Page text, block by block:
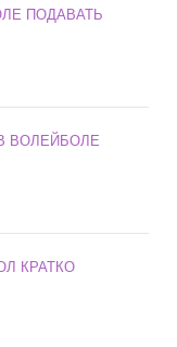
ПОДАВАТЬ
ВОЛЕЙБОЛЕ
КРАТКО